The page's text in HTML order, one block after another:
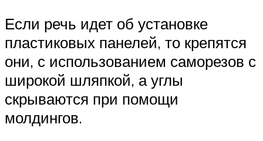
Если речь идет об установке
пластиковых панелей, то крепятся
они, с использованием саморезов с
широкой шляпкой, а углы
скрываются при помощи
молдингов.